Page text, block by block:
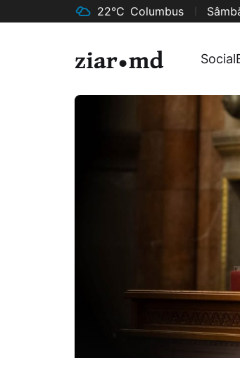
22°C Columbus
Social